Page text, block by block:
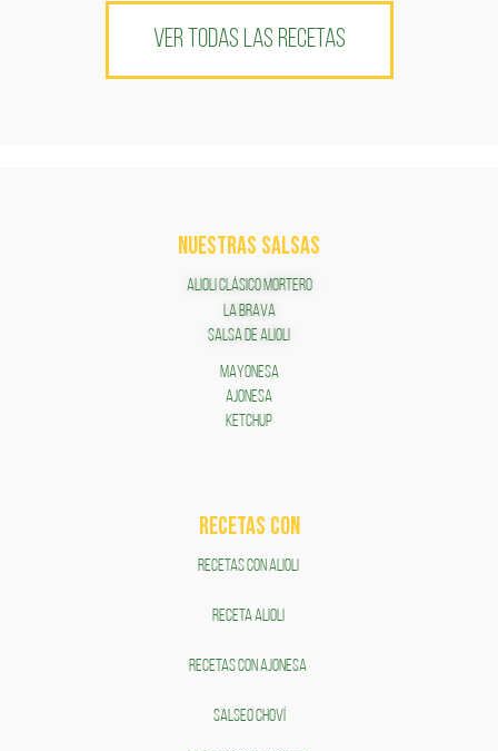
VER TODAS LAS RECETAS
NUESTRAS SALSAS
ALIOLI CLÁSICO MORTERO
LA BRAVA
SALSA DE ALIOLI
MAYONESA
AJONESA
KETCHUP
RECETAS COn
RECETAS CON ALIOLI
RECETA ALIOLI
RECETAS CON AJONESA
SALSEO CHOVÍ